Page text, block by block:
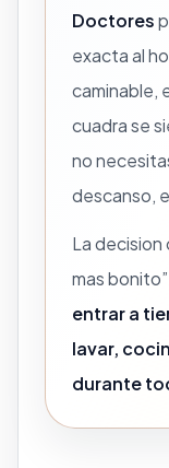
Doctores
exacta al
caminable,
cuadra se
no
descanso,
La decision
mas
entrar a
lavar,
durante